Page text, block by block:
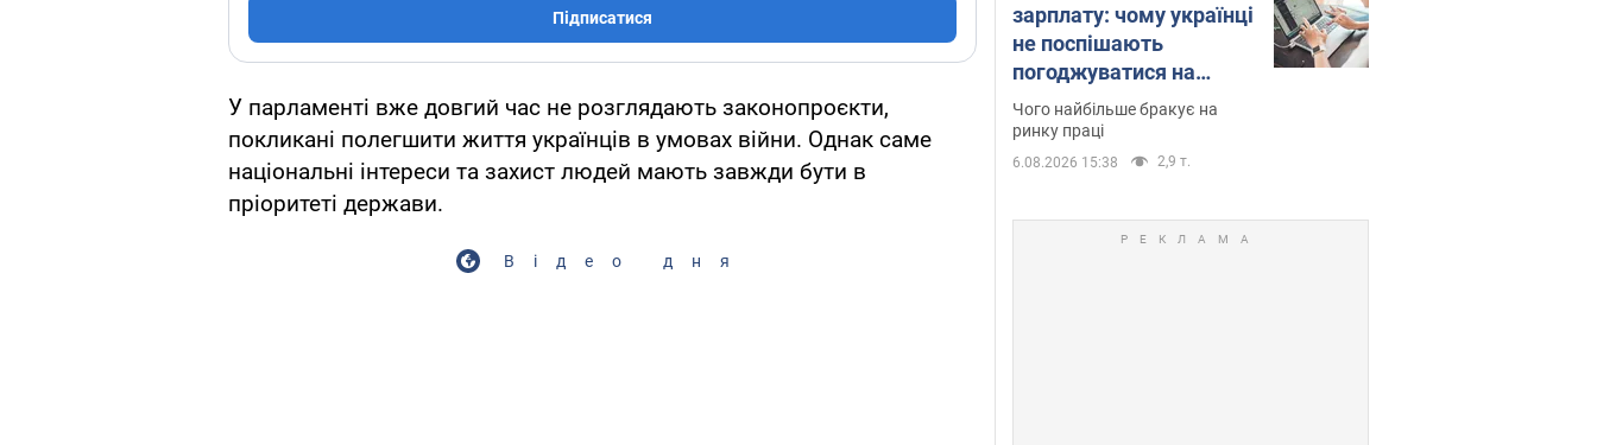
Підписатися
У парламенті вже довгий час не розглядають законопроєкти,
покликані полегшити життя українців в умовах війни. Однак саме
національні інтереси та захист людей мають завжди бути в
пріоритеті держави.
Відео дня
зарплату: чому українці
не поспішають
погоджуватися на
вакансії
Чого найбільше бракує на
ринку праці
6.08.2026 15:38 2,9 т.